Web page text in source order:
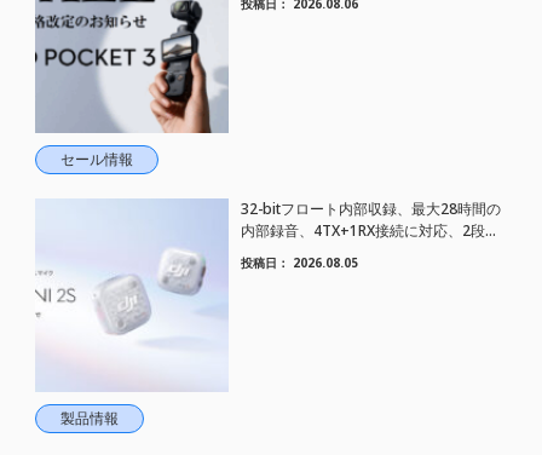
セール情報
製品情報
32-bitフロート内部収録、最大28時間の
内部録音、4TX+1RX接続に対応、2段階
AIノイズキャンセリング搭載｜コンパク
トワイヤレスマイク DJI Mic Mini 2S 登場
投稿日： 2026.08.05